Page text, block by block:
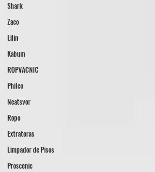
Shark
Zaco
Lilin
Kabum
ROPVACNIC
Philco
Neatsvor
Ropo
Extratoras
Limpador de Pisos
Proscenic